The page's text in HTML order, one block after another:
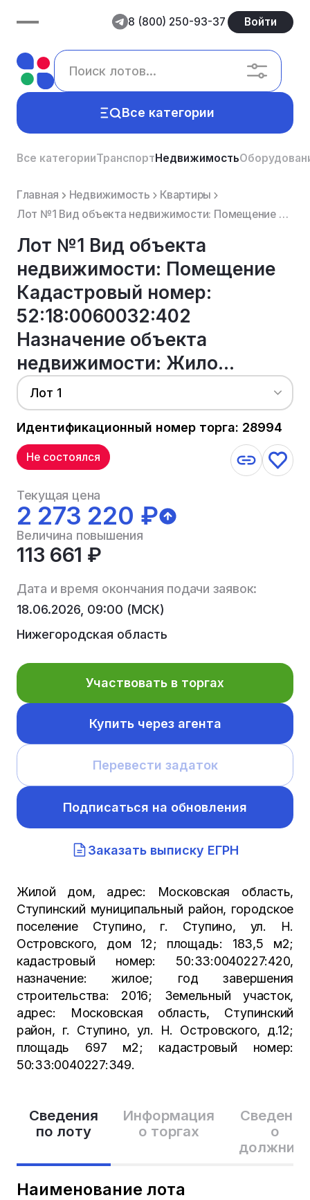
8 (800) 250-93-37 Войти
Все категории
Все категорииТранспортНедвижимость
Главная Недвижимость
Квартиры
Лот №1 Вид объекта недвижимости: Помещение Кадастровый номер: 52:18:0060032:402 Назначение объект...
Лот №1 Вид объекта
недвижимости: Помещение
Кадастровый номер:
52:18:0060032:402
Назначение объекта
недвижимости: Жило...
Лот 1
Идентификационный номер торга: 28994
Сведения
по лоту
Информация
о торгах
Сведения
о
Наименование лота
Не состоялся
Текущая цена
2 273 220 ₽
Величина повышения
113 661 ₽
Дата и время окончания подачи заявок:
18.06.2026, 09:00 (МСК)
Нижегородская область
Участвовать в торгах
Купить через агента
Перевести задаток
Подписаться на обновления
Заказать выписку ЕГРН
Жилой дом, адрес: Московская область,
Ступинский муниципальный район, городское
поселение Ступино, г. Ступино, ул. Н.
Островского, дом 12; площадь: 183,5 м2;
кадастровый номер: 50:33:0040227:420,
назначение: жилое; год завершения
строительства: 2016; Земельный участок,
адрес: Московская область, Ступинский
район, г. Ступино, ул. Н. Островского, д.12;
площадь 697 м2; кадастровый номер:
50:33:0040227:349.